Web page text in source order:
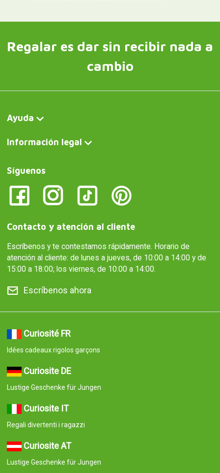
Regalar es dar sin recibir nada a
cambio
Ayuda
Información legal
Síguenos
Contacto y atención al cliente
Escríbenos y te contestamos rápidamente. Horario de
atención al cliente: de lunes a jueves, de 10:00 a 14:00 y de
15:00 a 18:00; los viernes, de 10:00 a 14:00.
Escríbenos ahora
Curiosité FR
Idées cadeaux rigolos garçons
Curiosite DE
Lustige Geschenke für Jungen
Curiosite IT
Regali divertenti i ragazzi
Curiosite AT
Lustige Geschenke für Jungen